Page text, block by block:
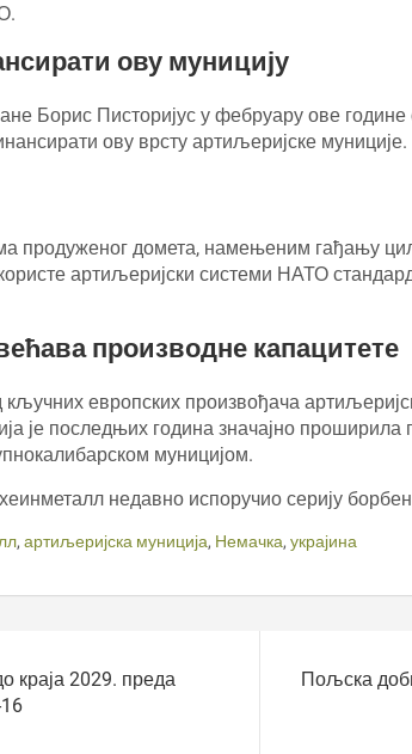
ову муницију
Борис Писторијус у фебруару ове
ову врсту артиљеријске муниције.
продуженог домета, намењеним гађању
артиљеријски системи НАТО
производне капацитете
кључних европских произвођача
је последњих година значајно проширила
муницијом.
недавно испоручио серију
, артиљеријска муниција, Немачка, украјина
краја 2029. преда
Пољска